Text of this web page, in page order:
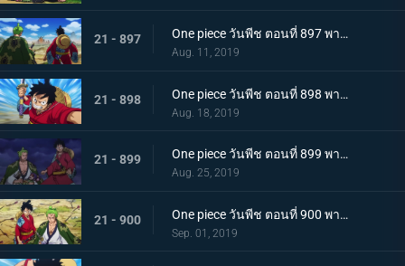
21 - 897 One piece วันพีช ตอนที่ 897 พากย์ไทย ช่วยโอทามะ หมวกฟางทะลวงฝ่าทุ่งรกร้าง!
Aug. 11, 2019
21 - 898 One piece วันพีช ตอนที่ 898 พากย์ไทย ดาราเด่น! จอมขมังเวทย์ฮอว์คินส์ออกโรง
Aug. 18, 2019
21 - 899 One piece วันพีช ตอนที่ 899 พากย์ไทย ความพ่ายแพ้ที่เลี่ยงไม่ได้ การโจมตีอย่างหนักของสตรอว์แมน!
Aug. 25, 2019
21 - 900 One piece วันพีช ตอนที่ 900 พากย์ไทย วันที่แสนจะสุดยอด โอทามะ และ ถั่วแดงต้ม
Sep. 01, 2019